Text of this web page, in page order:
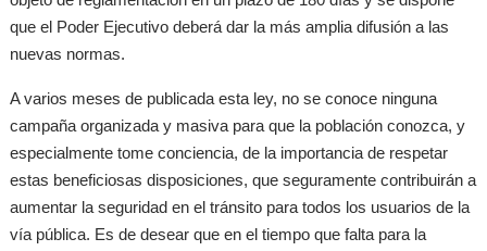
que el Poder Ejecutivo deberá dar la más amplia difusión a las
nuevas normas.
A varios meses de publicada esta ley, no se conoce ninguna
campaña organizada y masiva para que la población conozca, y
especialmente tome conciencia, de la importancia de respetar
estas beneficiosas disposiciones, que seguramente contribuirán a
aumentar la seguridad en el tránsito para todos los usuarios de la
vía pública. Es de desear que en el tiempo que falta para la